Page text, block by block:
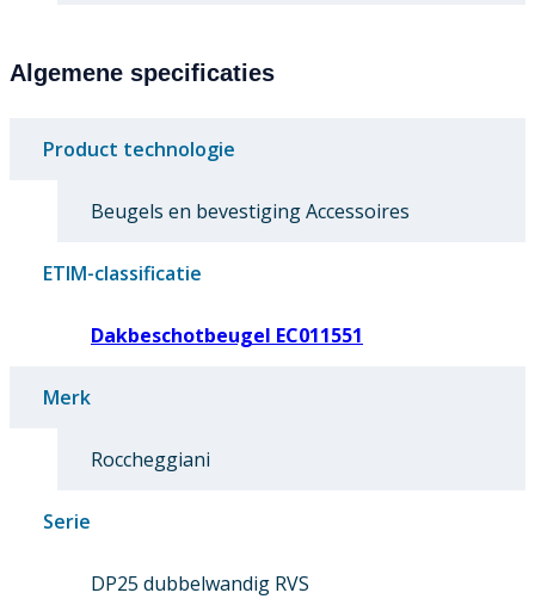
Algemene specificaties
Product technologie
Beugels en bevestiging Accessoires
ETIM-classificatie
Dakbeschotbeugel EC011551
Merk
Roccheggiani
Serie
DP25 dubbelwandig RVS